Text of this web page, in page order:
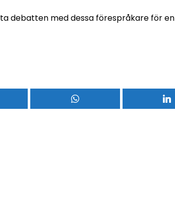
debatten med dessa förespråkare för